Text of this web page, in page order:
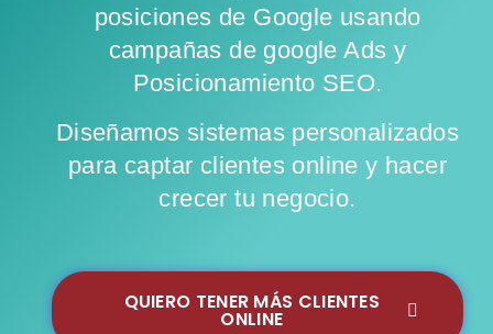
posiciones de Google usando
campañas de google Ads y
Posicionamiento SEO.
Diseñamos sistemas personalizados
para captar clientes online y hacer
crecer tu negocio.
QUIERO TENER MÁS CLIENTES
ONLINE